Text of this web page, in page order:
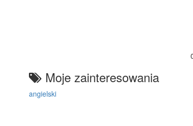
Moje zainteresowania
angielski